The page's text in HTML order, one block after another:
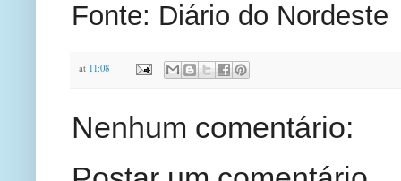
Fonte: Diário do Nordeste
at 11:08
Nenhum comentário: